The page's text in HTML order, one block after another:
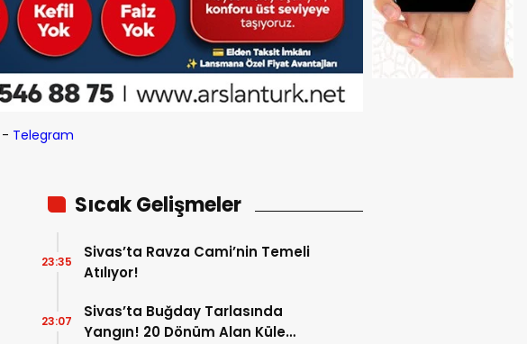
- Telegram
Sıcak Gelişmeler
Sivas’ta Ravza Cami’nin Temeli
Atılıyor!
23:35
Sivas’ta Buğday Tarlasında
Yangın! 20 Dönüm Alan Küle
23:07